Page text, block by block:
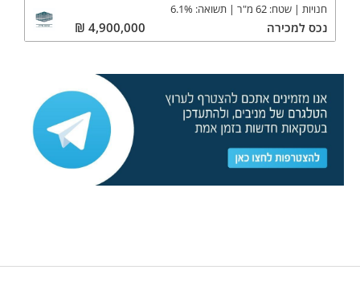
חנויות
שטח: 62 מ"ר תשואה: 6.1%
נכס למכירה 4,900,000
₪